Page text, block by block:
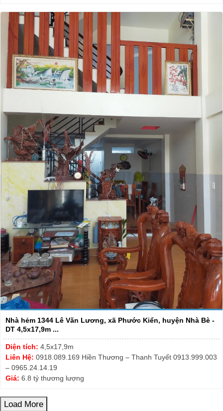
Nhà hẻm 1344 Lê Văn Lương, xã Phước Kiển, huyện Nhà Bè -
DT 4,5x17,9m ...
Diện tích: 4,5x17,9m
Liên Hệ: 0918.089.169 Hiền Thương – Thanh Tuyết 0913.999.003
– 0965.24.14.19
Giá: 6.8 tỷ thương lượng
Load More